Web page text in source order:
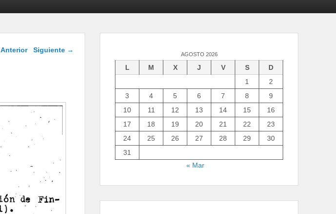
Navegación de
Anterior Siguiente →
AGOSTO 2026
L M X J V S
D
1
2
3
4 5 6 7 8
9
10
11 12 13 14 15
16
17
18 19 20 21 22
23
24
25 26 27 28 29
30
31
« Mar